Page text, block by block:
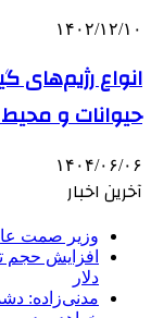
۱۴۰۲/۱۲/۱۰
انواع رژیم‌های
حیوانات و
۱۴۰۴/۰۶/۰۶
آخرین اخبار
وزیر صمت
دلار
مدنی‌زاده: